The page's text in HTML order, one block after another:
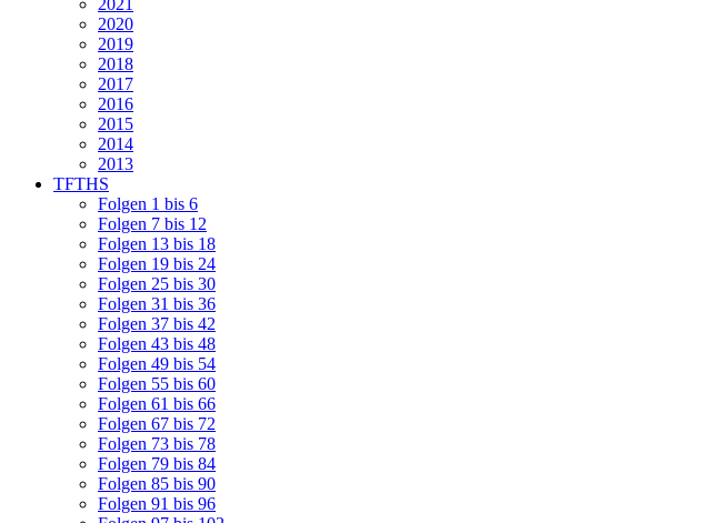
2021
2020
2019
2018
2017
2016
2015
2014
2013
TFTHS
Folgen 1 bis 6
Folgen 7 bis 12
Folgen 13 bis 18
Folgen 19 bis 24
Folgen 25 bis 30
Folgen 31 bis 36
Folgen 37 bis 42
Folgen 43 bis 48
Folgen 49 bis 54
Folgen 55 bis 60
Folgen 61 bis 66
Folgen 67 bis 72
Folgen 73 bis 78
Folgen 79 bis 84
Folgen 85 bis 90
Folgen 91 bis 96